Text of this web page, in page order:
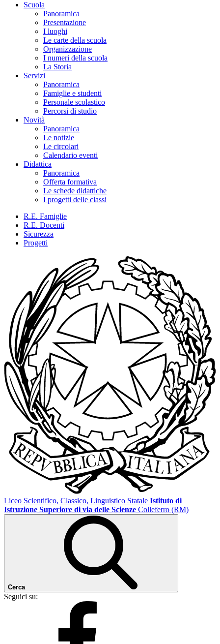
Scuola
Panoramica
Presentazione
I luoghi
Le carte della scuola
Organizzazione
I numeri della scuola
La Storia
Servizi
Panoramica
Famiglie e studenti
Personale scolastico
Percorsi di studio
Novità
Panoramica
Le notizie
Le circolari
Calendario eventi
Didattica
Panoramica
Offerta formativa
Le schede didattiche
I progetti delle classi
R.E. Famiglie
R.E. Docenti
Sicurezza
Progetti
Liceo Scientifico, Classico, Linguistico Statale Istituto di
Istruzione Superiore di via delle Scienze Colleferro (RM)
Cerca
Seguici su: